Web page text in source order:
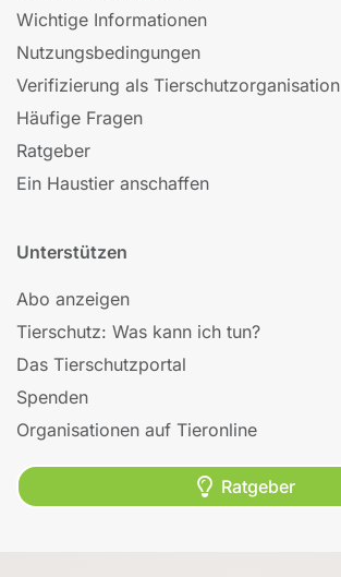
Wichtige Informationen
Nutzungsbedingungen
Verifizierung als Tierschutzorganisation
Häufige Fragen
Ratgeber
Ein Haustier anschaffen
Unterstützen
Abo anzeigen
Tierschutz: Was kann ich tun?
Das Tierschutzportal
Spenden
Organisationen auf Tieronline
Ratgeber